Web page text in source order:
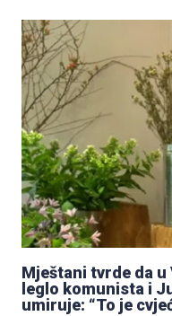
Mještani tvrde da
leglo komunista i
umiruje: “To je